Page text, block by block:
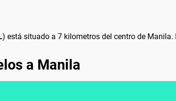
) está situado a 7 kilometros del centro de
a Manila